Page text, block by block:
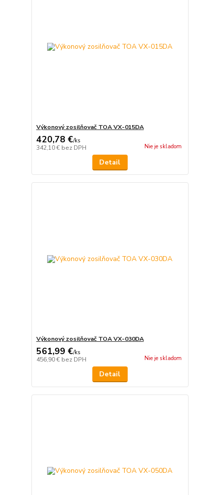
Výkonový zosilňovač TOA VX-015DA
420,78 €/ks
342,10 € bez DPH Nie je skladom
Detail
Výkonový zosilňovač TOA VX-030DA
561,99 €/ks
456,90 € bez DPH Nie je skladom
Detail